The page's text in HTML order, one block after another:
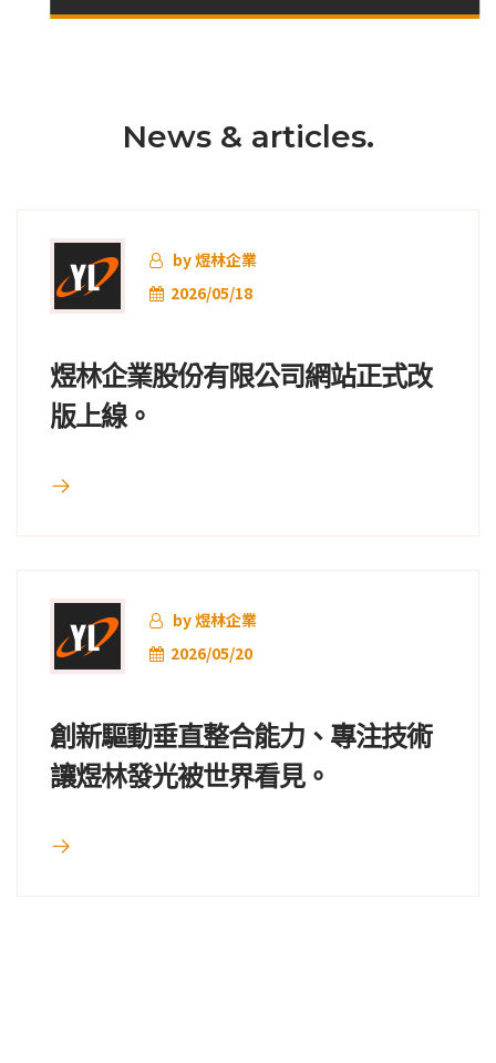
News & articles.
by 煜林企業
2026/05/18
煜林企業股份有限公司網站正式改
版上線。
by 煜林企業
2026/05/20
創新驅動垂直整合能力、專注技術
讓煜林發光被世界看見。